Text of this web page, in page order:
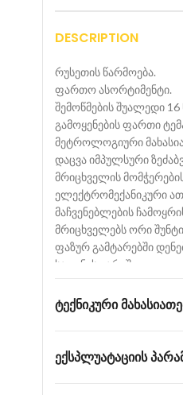
DESCRIPTION
რუსეთის წარმოება.
ფართო ასორტიმენტი.
შემოწმების შუალედი
გამოყენების ფართი
მეტროლოგიური
დაცვა იმპულსური
მრიცხველის
ელექტრომექანიკური
მაჩვენებლების
მრიცხველებს ორი
ფაზურ გამტარებში
სადენის გარეშე.
ᲢᲔᲥᲜᲘᲙᲣᲠᲘ
ᲔᲥᲡᲞᲚᲣᲐᲢᲐᲪᲘᲘᲡ